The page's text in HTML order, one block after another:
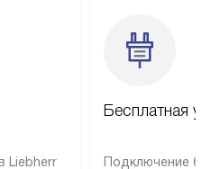
Liebherr
Бесплатная
Подключение